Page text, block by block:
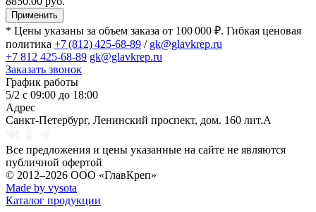
Применить
* Цены указаны за объем заказа от 100 000 ₽. Гибкая ценовая
политика +7 (812) 425-68-89 / gk@glavkrep.ru
+7 812 425-68-89 gk@glavkrep.ru
Заказать звонок
График работы
5/2 с 09:00 до 18:00
Адрес
Санкт-Петербург, Ленинский проспект, дом. 160 лит.А
Все предложения и цены указанные на сайте не являются
публичной офертой
© 2012–2026 ООО «ГлавКреп»
Made by vysota
Каталог продукции